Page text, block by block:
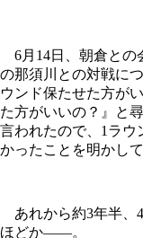
6月14日、朝倉との
の那須川との対戦に
ウンド保たせた方が
た方がいいの？』と
言われたので、1ラウ
かったことを明かして
あれから約3年半、
ほどか――。